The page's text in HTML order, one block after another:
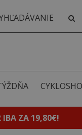
IBA ZA 19,80€!